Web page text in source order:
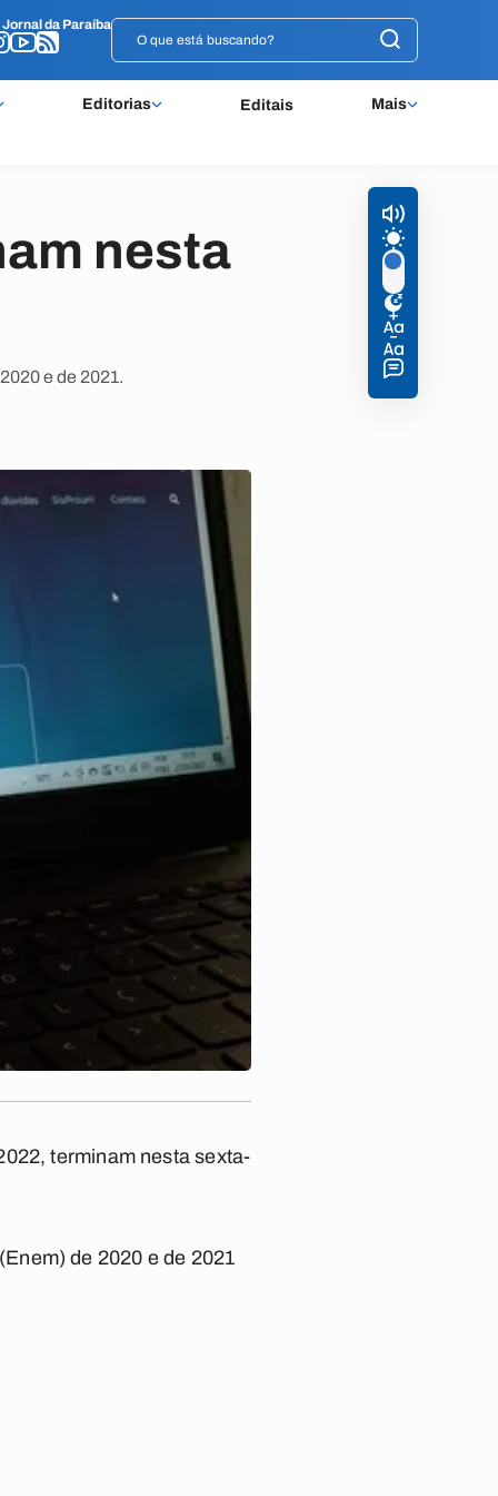
Jornal da Paraíba
Editorias Editais Mais
Jornal da Paraíba
nesta
e de 2021.
terminam nesta sexta-
de 2020 e de 2021